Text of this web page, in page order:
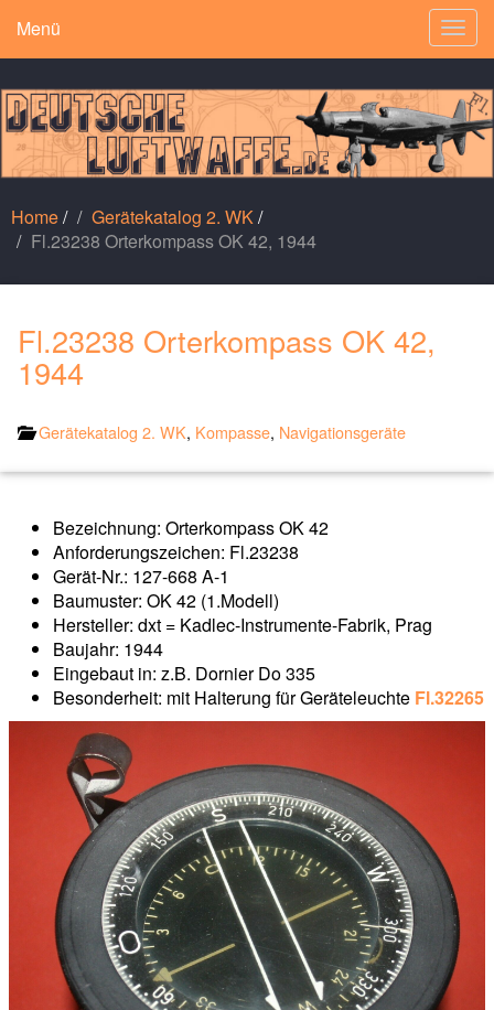
Menü
Home/ Gerätekatalog 2. WK/
Fl.23238 Orterkompass OK 42, 1944
Fl.23238 Orterkompass OK 42,
1944
Gerätekatalog 2. WK, Kompasse, Navigationsgeräte
Bezeichnung: Orterkompass OK 42
Anforderungszeichen: Fl.23238
Gerät-Nr.: 127-668 A-1
Baumuster: OK 42 (1.Modell)
Hersteller: dxt = Kadlec-Instrumente-Fabrik, Prag
Baujahr: 1944
Eingebaut in: z.B. Dornier Do 335
Besonderheit: mit Halterung für Geräteleuchte Fl.32265